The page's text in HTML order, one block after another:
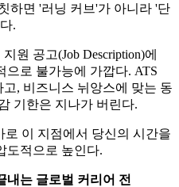
하면 '러닝 커브'가 아니라 '단
.
원 공고(Job Description)에
으로 불가능에 가깝다. ATS
, 비즈니스 뉘앙스에 맞는 동
기한은 지나가 버린다.
이 지점에서 당신의 시간을
도적으로 높인다.
내는 글로벌 커리어 전